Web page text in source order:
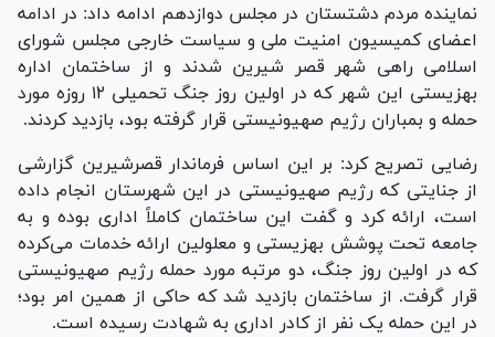
نماینده مردم دشتستان در مجلس دوازدهم ادامه داد: در ادامه
اعضای کمیسیون امنیت ملی و سیاست خارجی مجلس شورای
اسلامی راهی شهر قصر شیرین شدند و از ساختمان اداره
بهزیستی این شهر که در اولین روز جنگ تحمیلی ۱۲ روزه مورد
حمله و بمباران رژیم صهیونیستی قرار گرفته بود، بازدید کردند.
رضایی تصریح کرد: بر این اساس فرماندار قصرشیرین گزارشی
از جنایتی که رژیم صهیونیستی در این شهرستان انجام داده
است، ارائه کرد و گفت این ساختمان کاملاً اداری بوده و به
جامعه تحت پوشش بهزیستی و معلولین ارائه خدمات می‌کرده
که در اولین روز جنگ، دو مرتبه مورد حمله رژیم صهیونیستی
قرار گرفت. از ساختمان بازدید شد که حاکی از همین امر بود؛
در این حمله یک نفر از کادر اداری به شهادت رسیده است.